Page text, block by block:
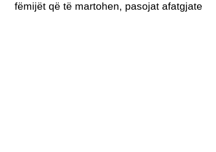
fëmijët që të martohen, pasojat afatgjate